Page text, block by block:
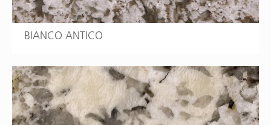
BIANCO ANTICO